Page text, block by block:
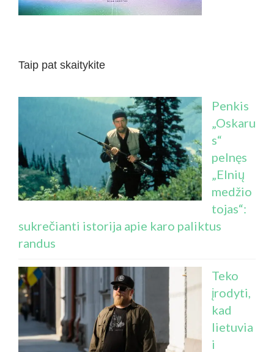
Taip pat skaitykite
Penkis
„Oskaru
s“
pelnęs
„Elnių
medžio
tojas“:
sukrečianti istorija apie karo paliktus
randus
Teko
įrodyti,
kad
lietuvia
i